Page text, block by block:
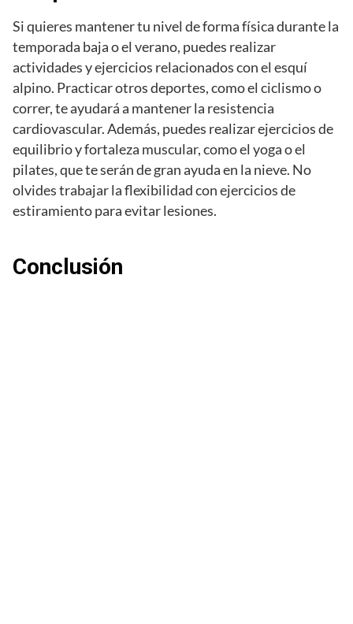
Si quieres mantener tu nivel de forma física durante la
temporada baja o el verano, puedes realizar
actividades y ejercicios relacionados con el esquí
alpino. Practicar otros deportes, como el ciclismo o
correr, te ayudará a mantener la resistencia
cardiovascular. Además, puedes realizar ejercicios de
equilibrio y fortaleza muscular, como el yoga o el
pilates, que te serán de gran ayuda en la nieve. No
olvides trabajar la flexibilidad con ejercicios de
estiramiento para evitar lesiones.
Conclusión